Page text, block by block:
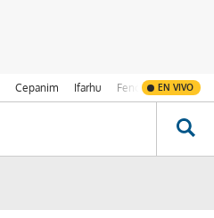
Cepanim Ifarhu Fenómeno de El
EN VIVO